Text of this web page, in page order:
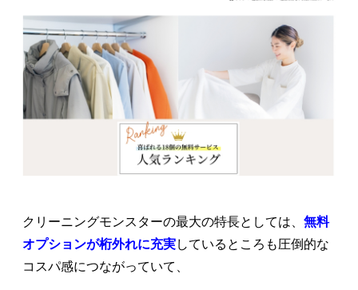
クリーニングモンスターの最大の特長としては、 無料
オプションが桁外れに充実しているところも圧倒的な
コスパ感につながっていて、